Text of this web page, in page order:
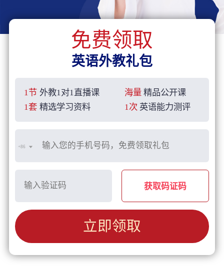
免费领取
英语外教礼包
1节 外教1对1直播课 海量 精品公开课
1套 精选学习资料 1次 英语能力测评
+86
获取码证码
立即领取